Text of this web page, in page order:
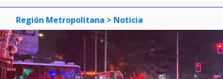
Región Metropolitana > Noticia